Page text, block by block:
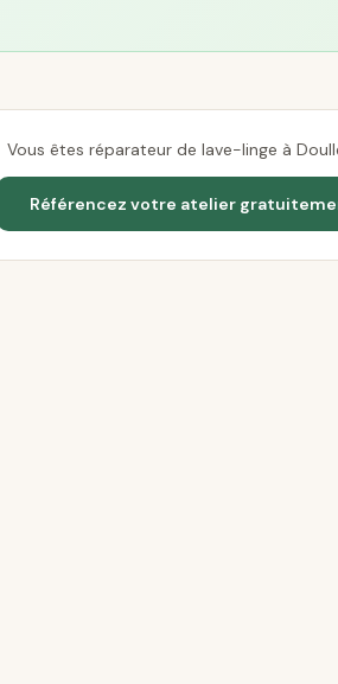
Vous êtes réparateur de lave-linge à
Référencez votre atelier